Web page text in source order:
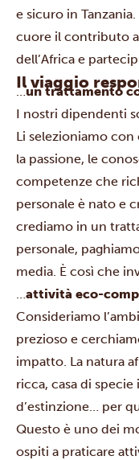
e sicuro in
cuore il contributo
dell’Africa e
Il viaggio
…un trattamento
I nostri dipendenti
Li selezioniamo con
la passione, le
competenze che
personale è nato e
crediamo in un
personale,
media. È così che
…attività eco-
Consideriamo
prezioso e
impatto. La natura
ricca, casa di
d’estinzione… per
Questo è uno dei
ospiti a praticare